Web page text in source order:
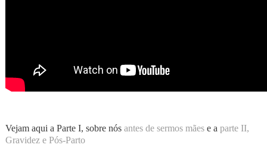
Vejam aqui a Parte I, sobre nós antes de sermos mãese a parte II,
Gravidez e Pós-Parto